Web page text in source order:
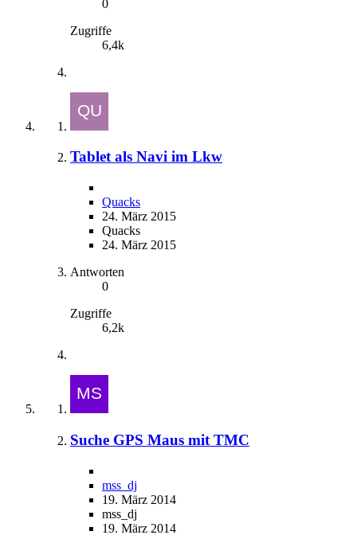
0
Zugriffe
6,4k
Tablet als Navi im Lkw
Quacks
24. März 2015
Quacks
24. März 2015
Antworten
0
Zugriffe
6,2k
Suche GPS Maus mit TMC
mss_dj
19. März 2014
mss_dj
19. März 2014